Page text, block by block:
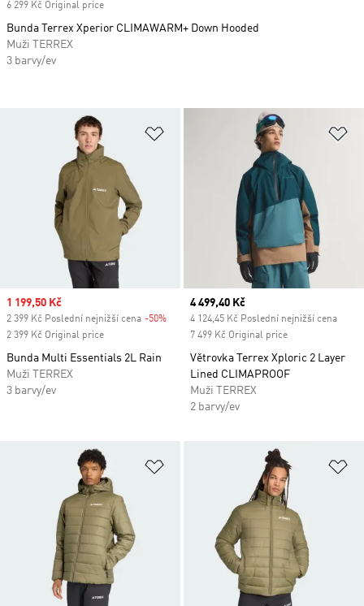
Přidat do seznamu přání
Sale price
1 199,50 Kč
2 399 Kč Poslední nejnižší cena -50% Discount
2 399 Kč Original price
Bunda Multi Essentials 2L Rain
Muži TERREX
3 barvy/ev
Current price
4 499,40 Kč
4 124,45 Kč Poslední nejnižší cena
7 499 Kč Original price
Větrovka Terrex Xploric 2 Layer
Lined CLIMAPROOF
Muži TERREX
2 barvy/ev
Přidat do seznamu přání
6 299 Kč Original price
Bunda Terrex Xperior CLIMAWARM+ Down Hooded
Muži TERREX
3 barvy/ev